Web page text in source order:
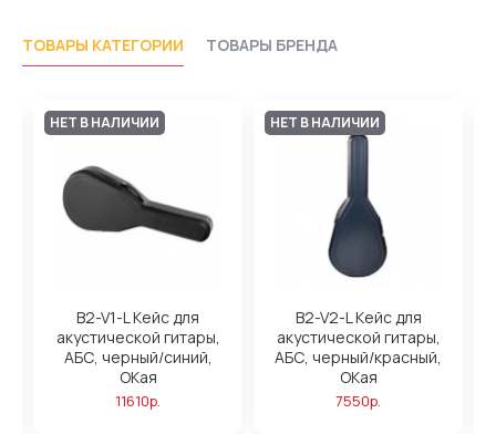
ТОВАРЫ КАТЕГОРИИ ТОВАРЫ БРЕНДА
НЕТ В НАЛИЧИИ
B2-V1-L Кейс для
акустической гитары,
АБС, черный/синий,
ОКая
11610р.
НЕТ В НАЛИЧИИ
B2-V2-L Кейс для
акустической гитары,
АБС, черный/красный,
ОКая
7550р.